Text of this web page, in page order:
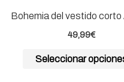
Bohemia del vestido corto
49,99€
Seleccionar